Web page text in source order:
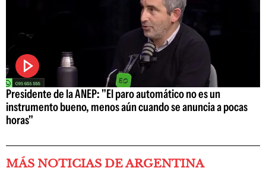
Presidente de la ANEP: "El paro automático no es un
instrumento bueno, menos aún cuando se anuncia a pocas
horas"
MÁS NOTICIAS DE ARGENTINA